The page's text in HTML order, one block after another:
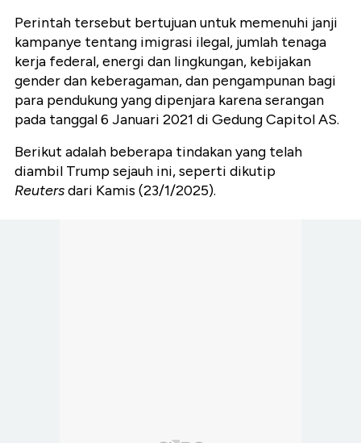
Perintah tersebut bertujuan untuk memenuhi janji
kampanye tentang imigrasi ilegal, jumlah tenaga
kerja federal, energi dan lingkungan, kebijakan
gender dan keberagaman, dan pengampunan bagi
para pendukung yang dipenjara karena serangan
pada tanggal 6 Januari 2021 di Gedung Capitol AS.
Berikut adalah beberapa tindakan yang telah
diambil Trump sejauh ini, seperti dikutip
Reutersdari Kamis (23/1/2025).